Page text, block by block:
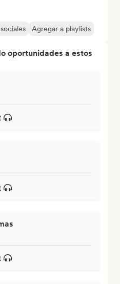
Agregar a playlists
oportunidades a estos